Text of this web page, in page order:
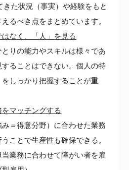
た状況（事実）や経験をもと
るべき点をまとめています。
はなく、「人」を見る
りの能力やスキルは様々であ
することはできない。個人の特
しっかり把握することが重
マッチングする
＝得意分野）に合わせた業務
ことで生産性も確保できる。
業務に合わせて障がい者を雇